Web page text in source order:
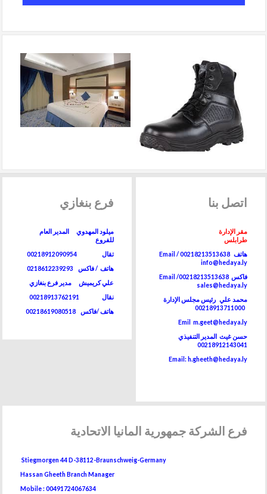
اتصل بنا
مقر الإدارة
طرابلس
هاتف 00218213513638 / Email
info@hedaya.ly
فاكس 00218213513638/ Email
sales@hedaya.ly
محمد علي رئيس مجلس الإدارة
00218913711000
Emil m.geet@hedaya.ly
حسن غيث المدير التنفيذي
00218912143041
Email: h.gheeth@hedaya.ly
فرع بنغازي
ميلود المهدوي المدير العام
للفروع
تقال 00218912090954
هاتف / فاكس 0218612239293
علي كريميش مدير فرع بنغازي
نقال 00218913762191
هاتف /فاكس
00218619080518
فرع الشركة جمهورية المانيا الاتحادية
Stiegmorgen 44 D-38112-Braunschweig-Germany
Hassan Gheeth Branch Manager
Mobile : 00491724067634